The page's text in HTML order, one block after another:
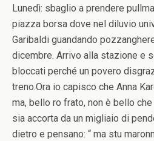
Lunedì: sbaglio a prendere
piazza borsa dove nel diluvio
Garibaldi guandando
dicembre. Arrivo alla stazione e
bloccati perché un povero
treno.Ora io capisco che Anna
ma, bello ro frato, non è bello
sia accorta da un migliaio di
dietro e pensano: “ ma stu